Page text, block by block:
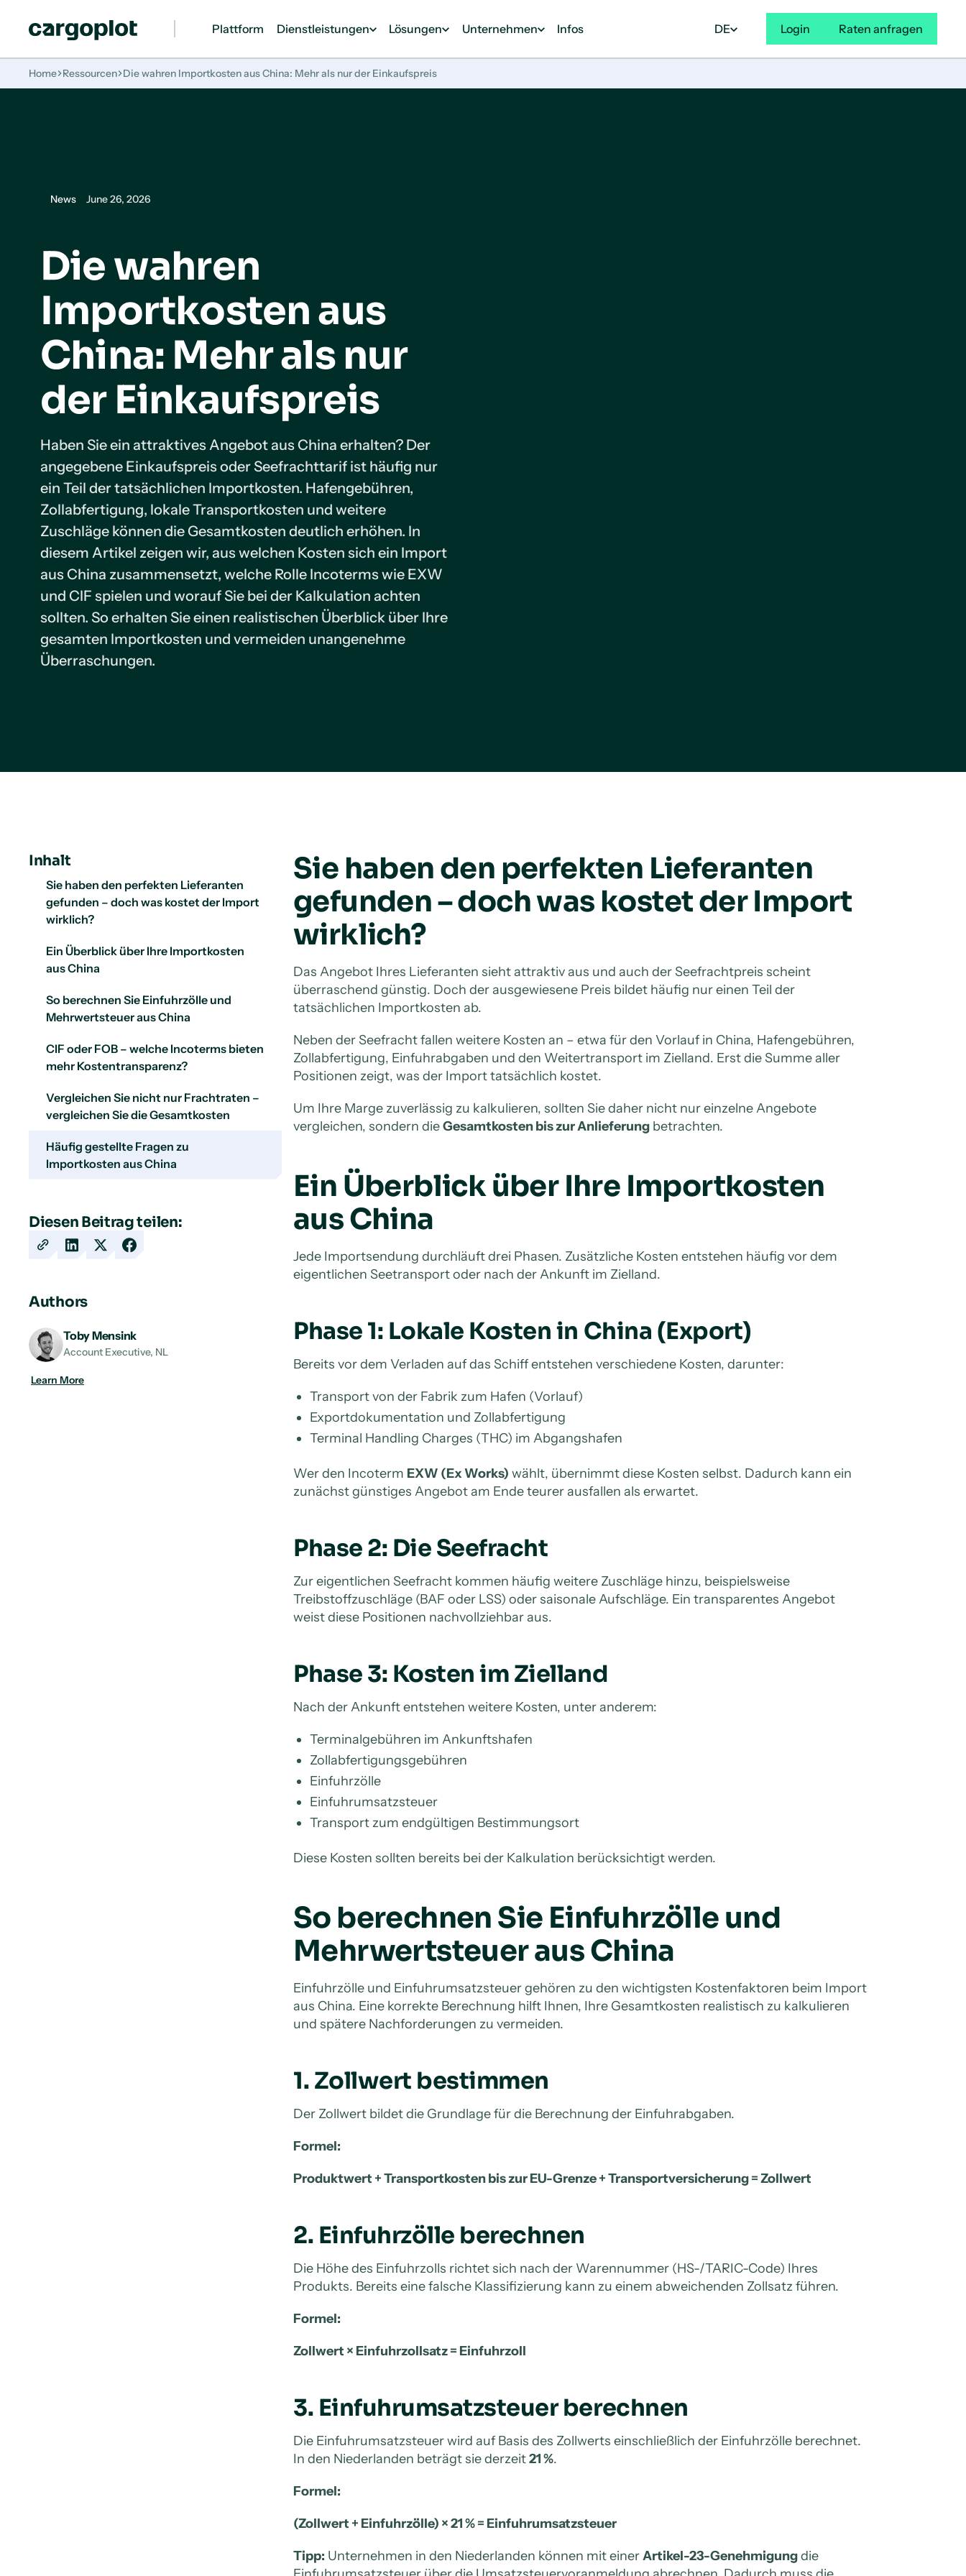
Plattform Dienstleistungen Lösungen Unternehmen Infos DE Login Raten anfragen
Home Ressourcen Die wahren Importkosten aus China: Mehr als nur der Einkaufspreis
News June 26, 2026
Die wahren
Importkosten aus
China: Mehr als nur
der Einkaufspreis
Haben Sie ein attraktives Angebot aus China erhalten? Der
angegebene Einkaufspreis oder Seefrachttarif ist häufig nur
ein Teil der tatsächlichen Importkosten. Hafengebühren,
Zollabfertigung, lokale Transportkosten und weitere
Zuschläge können die Gesamtkosten deutlich erhöhen. In
diesem Artikel zeigen wir, aus welchen Kosten sich ein Import
aus China zusammensetzt, welche Rolle Incoterms wie EXW
und CIF spielen und worauf Sie bei der Kalkulation achten
sollten. So erhalten Sie einen realistischen Überblick über Ihre
gesamten Importkosten und vermeiden unangenehme
Überraschungen.
Inhalt
Sie haben den perfekten Lieferanten
gefunden – doch was kostet der Import
wirklich?
Ein Überblick über Ihre Importkosten
aus China
So berechnen Sie Einfuhrzölle und
Mehrwertsteuer aus China
CIF oder FOB – welche Incoterms bieten
mehr Kostentransparenz?
Vergleichen Sie nicht nur Frachtraten –
vergleichen Sie die Gesamtkosten
Häufig gestellte Fragen zu
Importkosten aus China
Diesen Beitrag teilen:
CopyShareShareShare
Authors
Toby Mensink
Account Executive, NL
Learn More
Sie haben den perfekten Lieferanten
gefunden – doch was kostet der Import
wirklich?
Das Angebot Ihres Lieferanten sieht attraktiv aus und auch der Seefrachtpreis scheint
überraschend günstig. Doch der ausgewiesene Preis bildet häufig nur einen Teil der
tatsächlichen Importkosten ab.
Neben der Seefracht fallen weitere Kosten an – etwa für den Vorlauf in China, Hafengebühren,
Zollabfertigung, Einfuhrabgaben und den Weitertransport im Zielland. Erst die Summe aller
Positionen zeigt, was der Import tatsächlich kostet.
Um Ihre Marge zuverlässig zu kalkulieren, sollten Sie daher nicht nur einzelne Angebote
vergleichen, sondern dieGesamtkosten bis zur Anlieferung betrachten.
Ein Überblick über Ihre Importkosten
aus China
Jede Importsendung durchläuft drei Phasen. Zusätzliche Kosten entstehen häufig vor dem
eigentlichen Seetransport oder nach der Ankunft im Zielland.
Phase 1: Lokale Kosten in China (Export)
Bereits vor dem Verladen auf das Schiff entstehen verschiedene Kosten, darunter:
Transport von der Fabrik zum Hafen (Vorlauf)
Exportdokumentation und Zollabfertigung
Terminal Handling Charges (THC) im Abgangshafen
Wer den Incoterm EXW (Ex Works) wählt, übernimmt diese Kosten selbst. Dadurch kann ein
zunächst günstiges Angebot am Ende teurer ausfallen als erwartet.
Phase 2: Die Seefracht
Zur eigentlichen Seefracht kommen häufig weitere Zuschläge hinzu, beispielsweise
Treibstoffzuschläge (BAF oder LSS) oder saisonale Aufschläge. Ein transparentes Angebot
weist diese Positionen nachvollziehbar aus.
Phase 3: Kosten im Zielland
Nach der Ankunft entstehen weitere Kosten, unter anderem:
Terminalgebühren im Ankunftshafen
Zollabfertigungsgebühren
Einfuhrzölle
Einfuhrumsatzsteuer
Transport zum endgültigen Bestimmungsort
Diese Kosten sollten bereits bei der Kalkulation berücksichtigt werden.
So berechnen Sie Einfuhrzölle und
Mehrwertsteuer aus China
Einfuhrzölle und Einfuhrumsatzsteuer gehören zu den wichtigsten Kostenfaktoren beim Import
aus China. Eine korrekte Berechnung hilft Ihnen, Ihre Gesamtkosten realistisch zu kalkulieren
und spätere Nachforderungen zu vermeiden.
1. Zollwert bestimmen
Der Zollwert bildet die Grundlage für die Berechnung der Einfuhrabgaben.
Formel:
Produktwert + Transportkosten bis zur EU-Grenze + Transportversicherung = Zollwert
2. Einfuhrzölle berechnen
Die Höhe des Einfuhrzolls richtet sich nach der Warennummer (HS-/TARIC-Code) Ihres
Produkts. Bereits eine falsche Klassifizierung kann zu einem abweichenden Zollsatz führen.
Formel:
Zollwert × Einfuhrzollsatz = Einfuhrzoll
3. Einfuhrumsatzsteuer berechnen
Die Einfuhrumsatzsteuer wird auf Basis des Zollwerts einschließlich der Einfuhrzölle berechnet.
In den Niederlanden beträgt sie derzeit21 %.
Formel:
(Zollwert + Einfuhrzölle) × 21 % = Einfuhrumsatzsteuer
Tipp: Unternehmen in den Niederlanden können mit einerArtikel-23-Genehmigungdie